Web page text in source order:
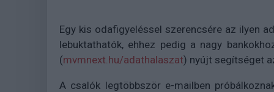
Egy kis odafigyeléssel szerencsére az ilyen
lebuktathatók, ehhez pedig a nagy
(mvmnext.hu/adathalaszat) nyújt segítséget
A csalók legtöbbször e-mailben